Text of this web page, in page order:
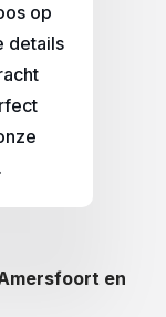
op
details
en